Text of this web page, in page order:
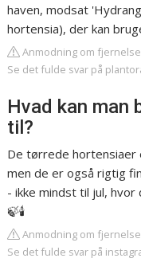
haven, modsat
hortensia), der kan
Anmodning om fjernelse
Se det fulde svar på
Hvad kan man
til?
De tørrede hortensiaer
men de er også rigtig
- ikke mindst til jul,
🍃🕯️
Anmodning om fjernelse
Se det fulde svar på